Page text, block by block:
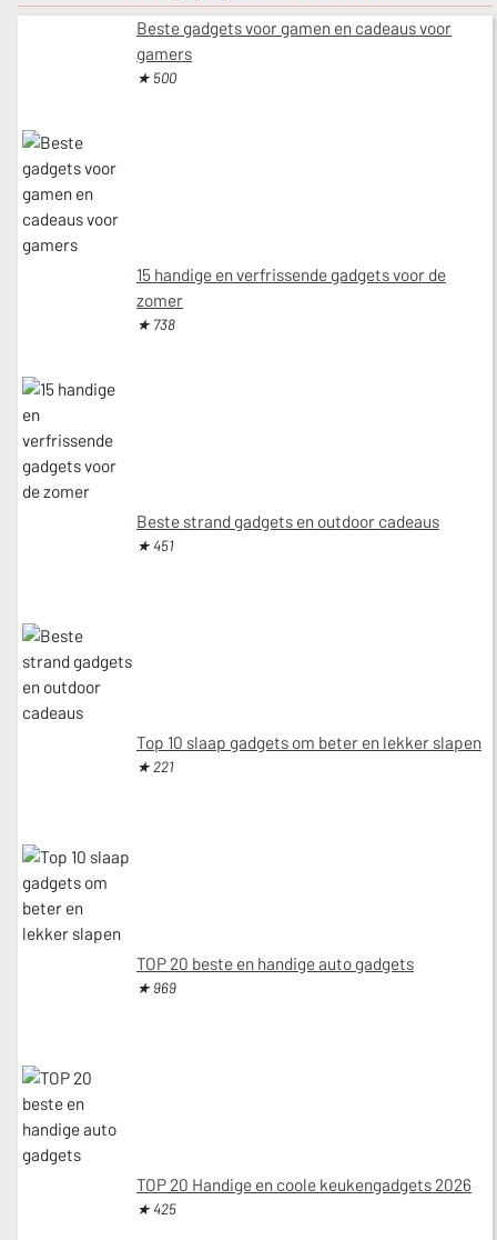
Beste gadgets voor gamen en cadeaus voor
gamers
★ 500
15 handige en verfrissende gadgets voor de
zomer
★ 738
Beste strand gadgets en outdoor cadeaus
★ 451
Top 10 slaap gadgets om beter en lekker slapen
★ 221
TOP 20 beste en handige auto gadgets
★ 969
TOP 20 Handige en coole keukengadgets 2026
★ 425